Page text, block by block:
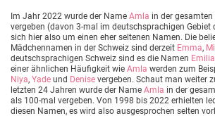
Im Jahr 2022 wurde der Name Amla in der
vergeben (davon 3-mal im deutschsprachigen Gebiet
sich hier also um einen eher seltenen Namen. Die
Mädchennamen in der Schweiz sind derzeit Emma,
deutschsprachigen Schweiz sind es die Namen Emilia
einer ähnlichen Häufigkeit wie Amla werden zum
Niya, Yade und Denise vergeben. Schaut man weiter
letzten 24 Jahren wurde der Name Amla in der
als 100-mal vergeben. Von 1998 bis 2022 erhielten
diesen Namen, es wird also ausgesprochen selten